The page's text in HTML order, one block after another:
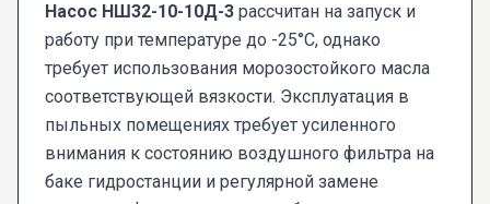
Насос НШ32-10-10Д-3 рассчитан на запуск и
работу при температуре до -25°C, однако
требует использования морозостойкого масла
соответствующей вязкости. Эксплуатация в
пыльных помещениях требует усиленного
внимания к состоянию воздушного фильтра на
баке гидростанции и регулярной замене